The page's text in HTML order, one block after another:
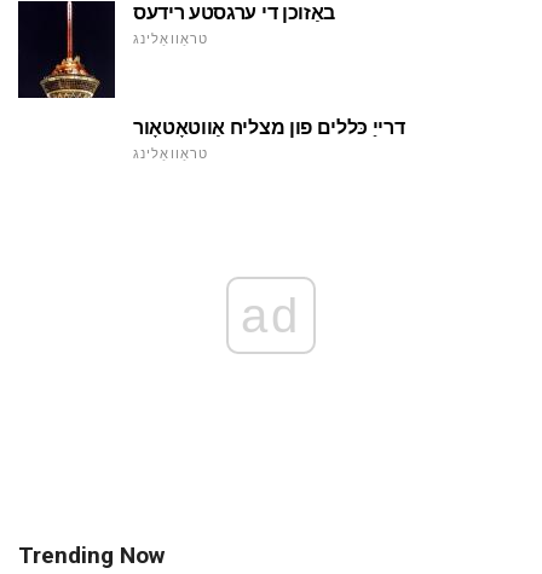
באַזוכן די ערגסטע רידעס
טראַוואַלינג
דרייַ כּללים פון מצליח אַווטאָטאָור
טראַוואַלינג
ad
Trending Now